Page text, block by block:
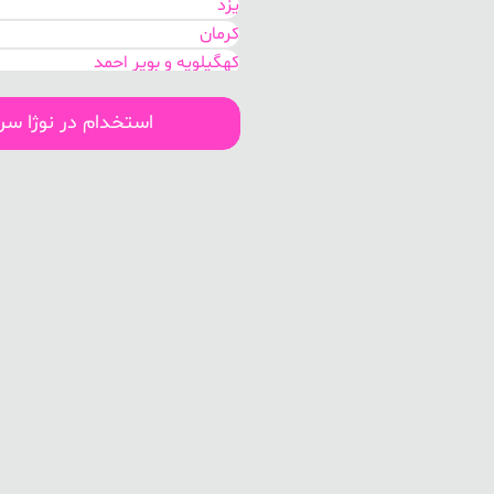
یزد
کرمان
کهگیلویه و بویر احمد
هرمزگان
سیستان و بلوچستان
استخدام در نوژا